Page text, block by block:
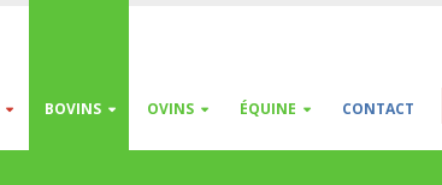
BOVINS OVINS ÉQUINE CONTACT